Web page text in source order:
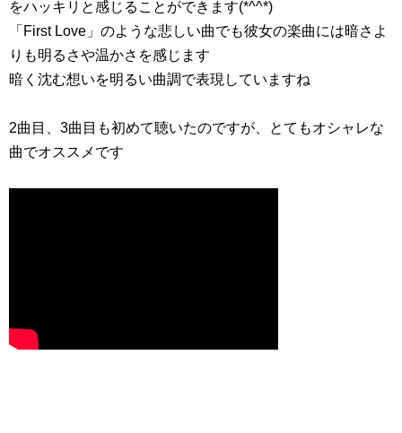
をハッキリと感じることができます(*^^*)
「First Love」のような悲しい曲でも彼女の楽曲には暗さよ
りも明るさや温かさを感じます
暗く沈む想いを明るい曲調で表現していますね
2曲目、3曲目も初めて聴いたのですが、とてもオシャレな
曲でオススメです